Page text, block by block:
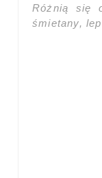
Różnią się
śmietany,